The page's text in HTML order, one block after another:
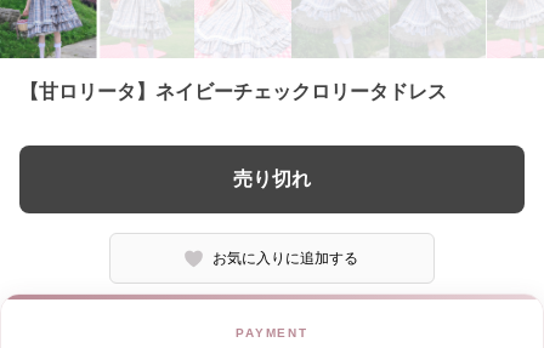
【甘ロリータ】ネイビーチェックロリータドレス
売り切れ
お気に入りに追加する